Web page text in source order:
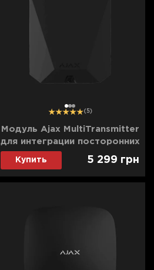
12 3 (5)
Модуль Ajax MultiTransmitter
для интеграции посторонних
проводных устройств в Ajax
Купить 5 299 грн